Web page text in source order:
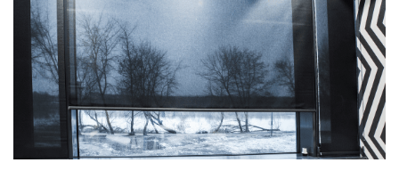
Защитные жалюзи